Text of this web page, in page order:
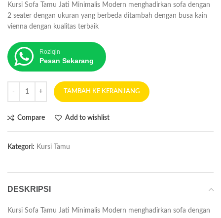
Kursi Sofa Tamu Jati Minimalis Modern menghadirkan sofa dengan
2 seater dengan ukuran yang berbeda ditambah dengan busa kain
vienna dengan kualitas terbaik
Roziqin
Pesan Sekarang
TAMBAH KE KERANJANG
Compare Add to wishlist
Kategori: Kursi Tamu
DESKRIPSI
Kursi Sofa Tamu Jati Minimalis Modern menghadirkan sofa dengan